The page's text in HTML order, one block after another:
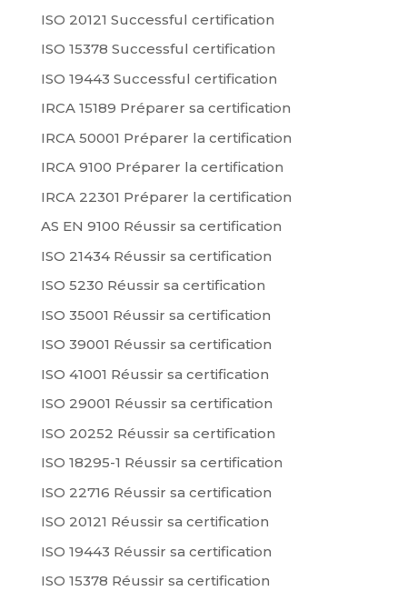
ISO 20121 Successful certification
ISO 15378 Successful certification
ISO 19443 Successful certification
IRCA 15189 Préparer sa certification
IRCA 50001 Préparer la certification
IRCA 9100 Préparer la certification
IRCA 22301 Préparer la certification
AS EN 9100 Réussir sa certification
ISO 21434 Réussir sa certification
ISO 5230 Réussir sa certification
ISO 35001 Réussir sa certification
ISO 39001 Réussir sa certification
ISO 41001 Réussir sa certification
ISO 29001 Réussir sa certification
ISO 20252 Réussir sa certification
ISO 18295-1 Réussir sa certification
ISO 22716 Réussir sa certification
ISO 20121 Réussir sa certification
ISO 19443 Réussir sa certification
ISO 15378 Réussir sa certification